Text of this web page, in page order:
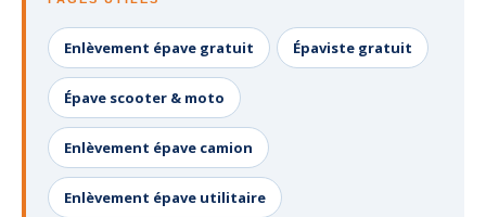
Enlèvement épave gratuit Épaviste gratuit
Épave scooter & moto
Enlèvement épave camion
Enlèvement épave utilitaire